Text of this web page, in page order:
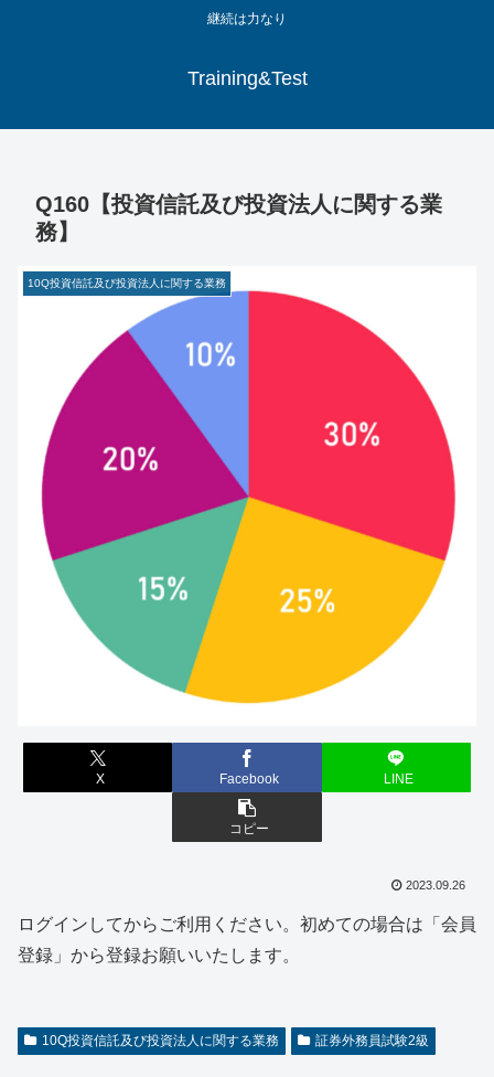
継続は力なり
Training&Test
Q160【投資信託及び投資法人に関する業
務】
10Q投資信託及び投資法人に関する業務
X Facebook LINE
コピー
2023.09.26
ログインしてからご利用ください。初めての場合は「会員
登録」から登録お願いいたします。
10Q投資信託及び投資法人に関する業務 証券外務員試験2級